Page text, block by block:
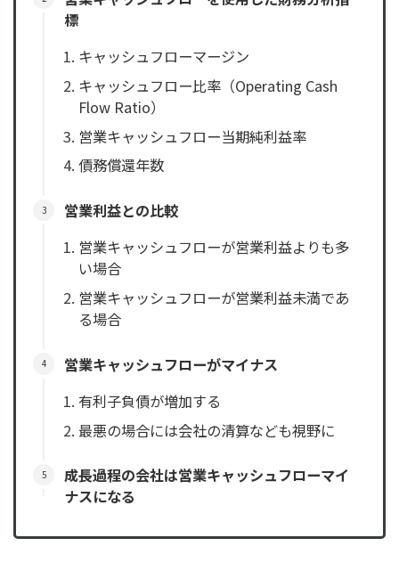
標
キャッシュフローマージン
キャッシュフロー比率（Operating Cash
Flow Ratio）
営業キャッシュフロー当期純利益率
債務償還年数
営業利益との比較
営業キャッシュフローが営業利益よりも多
い場合
営業キャッシュフローが営業利益未満であ
る場合
営業キャッシュフローがマイナス
有利子負債が増加する
最悪の場合には会社の清算なども視野に
成長過程の会社は営業キャッシュフローマイ
ナスになる